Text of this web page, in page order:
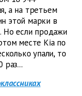
а на третьем
этой марки в
Но если продажи
месте Kia по
упали, то
раз...